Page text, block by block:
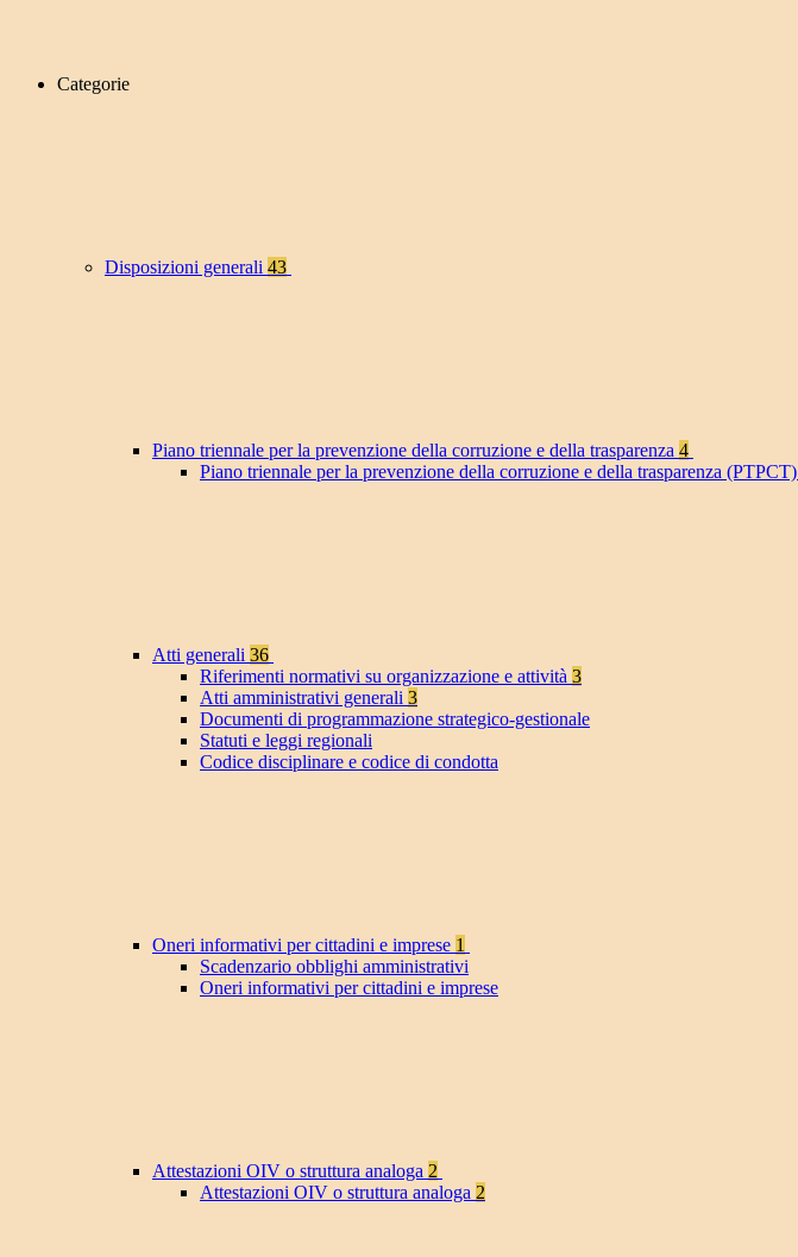
Categorie
Disposizioni generali 43
Piano triennale per la prevenzione della corruzione e della trasparenza 4
Piano triennale per la prevenzione della corruzione e della trasparenza (PTPCT)
Atti generali 36
Riferimenti normativi su organizzazione e attività 3
Atti amministrativi generali 3
Documenti di programmazione strategico-gestionale
Statuti e leggi regionali
Codice disciplinare e codice di condotta
Oneri informativi per cittadini e imprese 1
Scadenzario obblighi amministrativi
Oneri informativi per cittadini e imprese
Attestazioni OIV o struttura analoga 2
Attestazioni OIV o struttura analoga 2